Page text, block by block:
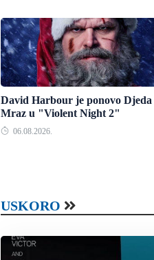
David Harbour je ponovo Djeda
Mraz u "Violent Night 2"
06.08.2026.
USKORO